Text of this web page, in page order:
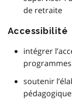
de retraite
Accessibilité
intégrer
soutenir